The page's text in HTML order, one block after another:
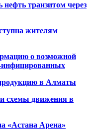
нефть транзитом через
жителям
о возможной
инфицированных
в Алматы
схемы движения в
«Астана Арена»